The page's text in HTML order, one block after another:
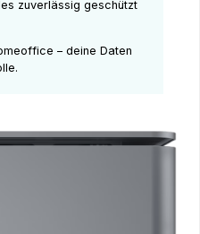
zuverlässig geschützt
– deine Daten